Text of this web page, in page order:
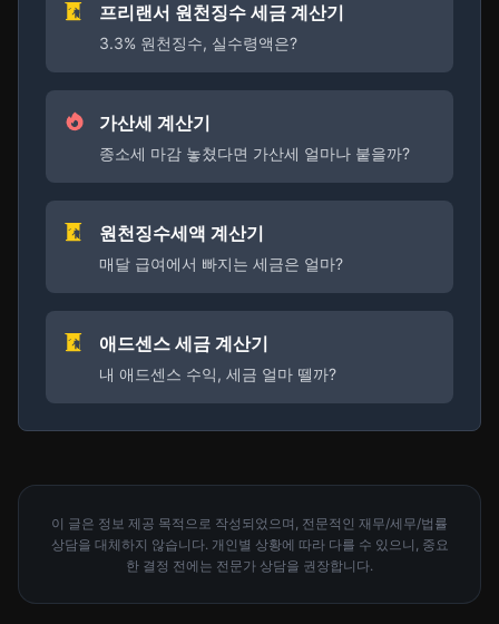
프리랜서 원천징수 세금 계산기
3.3% 원천징수, 실수령액은?
가산세 계산기
종소세 마감 놓쳤다면 가산세 얼마나 붙을까?
원천징수세액 계산기
매달 급여에서 빠지는 세금은 얼마?
애드센스 세금 계산기
내 애드센스 수익, 세금 얼마 뗄까?
이 글은 정보 제공 목적으로 작성되었으며, 전문적인 재무/세무/법률
상담을 대체하지 않습니다. 개인별 상황에 따라 다를 수 있으니, 중요
한 결정 전에는 전문가 상담을 권장합니다.